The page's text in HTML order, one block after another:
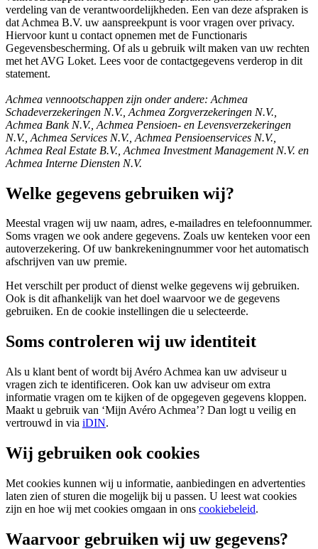
verdeling van de verantwoordelijkheden. Een van deze afspraken is
dat Achmea B.V. uw aanspreekpunt is voor vragen over privacy.
Hiervoor kunt u contact opnemen met de Functionaris
Gegevensbescherming. Of als u gebruik wilt maken van uw rechten
met het AVG Loket. Lees voor de contactgegevens verderop in dit
statement.
Achmea vennootschappen zijn onder andere: Achmea
Schadeverzekeringen N.V., Achmea Zorgverzekeringen N.V.,
Achmea Bank N.V., Achmea Pensioen- en Levensverzekeringen
N.V., Achmea Services N.V., Achmea Pensioenservices N.V.,
Achmea Real Estate B.V., Achmea Investment Management N.V. en
Achmea Interne Diensten N.V.
Welke gegevens gebruiken wij?
Meestal vragen wij uw naam, adres, e-mailadres en telefoonnummer.
Soms vragen we ook andere gegevens. Zoals uw kenteken voor een
autoverzekering. Of uw bankrekeningnummer voor het automatisch
afschrijven van uw premie.
Het verschilt per product of dienst welke gegevens wij gebruiken.
Ook is dit afhankelijk van het doel waarvoor we de gegevens
gebruiken. En de cookie instellingen die u selecteerde.
Soms controleren wij uw identiteit
Als u klant bent of wordt bij Avéro Achmea kan uw adviseur u
vragen zich te identificeren. Ook kan uw adviseur om extra
informatie vragen om te kijken of de opgegeven gegevens kloppen.
Maakt u gebruik van ‘Mijn Avéro Achmea’? Dan logt u veilig en
vertrouwd in via iDIN.
Wij gebruiken ook cookies
Met cookies kunnen wij u informatie, aanbiedingen en advertenties
laten zien of sturen die mogelijk bij u passen. U leest wat cookies
zijn en hoe wij met cookies omgaan in ons cookiebeleid.
Waarvoor gebruiken wij uw gegevens?